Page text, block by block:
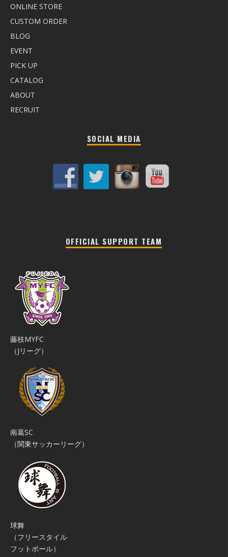
ONLINE STORE
CUSTOM ORDER
BLOG
EVENT
PICK UP
CATALOG
ABOUT
RECRUIT
SOCIAL MEDIA
OFFICIAL SUPPORT TEAM
藤枝MYFC
（Jリーグ）
南葛SC
（関東サッカーリーグ）
球舞
（フリースタイル
フットボール）